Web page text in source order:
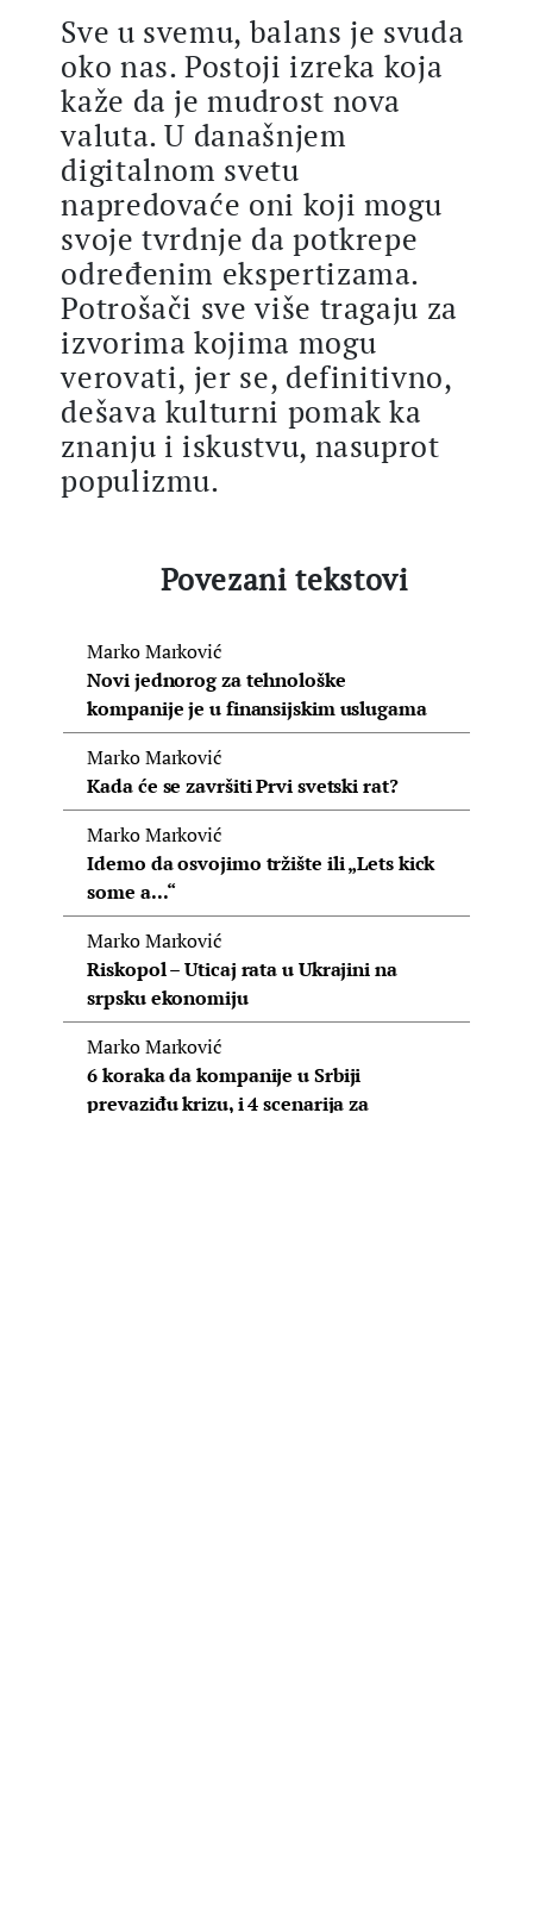
Sve u svemu, balans je svuda
oko nas. Postoji izreka koja
kaže da je mudrost nova
valuta. U današnjem
digitalnom svetu
napredovaće oni koji mogu
svoje tvrdnje da potkrepe
određenim ekspertizama.
Potrošači sve više tragaju za
izvorima kojima mogu
verovati, jer se, definitivno,
dešava kulturni pomak ka
znanju i iskustvu, nasuprot
populizmu.
Povezani tekstovi
Marko Marković
Novi jednorog za tehnološke
kompanije je u finansijskim uslugama
Marko Marković
Kada će se završiti Prvi svetski rat?
Marko Marković
Idemo da osvojimo tržište ili „Lets kick
some a...“
Marko Marković
Riskopol – Uticaj rata u Ukrajini na
srpsku ekonomiju
Marko Marković
6 koraka da kompanije u Srbiji
prevaziđu krizu, i 4 scenarija za